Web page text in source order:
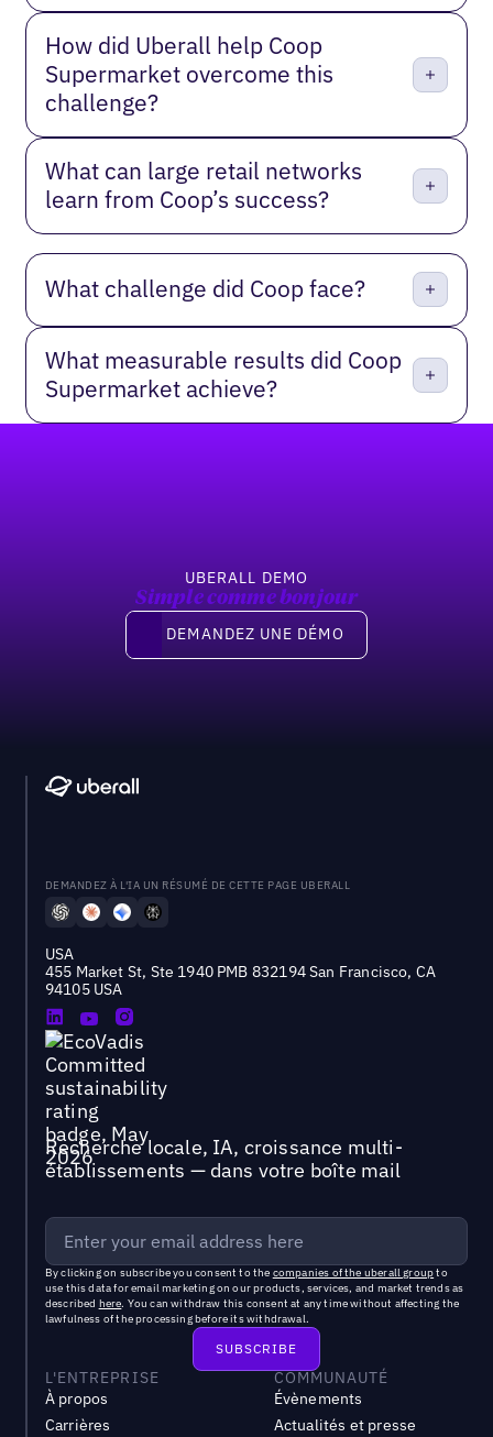
How did Uberall help Coop
Supermarket overcome this
challenge?
What can large retail networks
learn from Coop’s success?
What challenge did Coop face?
What measurable results did Coop
Supermarket achieve?
UBERALL DEMO
Simple comme bonjour
Demandez une démo
DEMANDEZ UNE DÉMO
DEMANDEZ À L'IA UN RÉSUMÉ DE CETTE PAGE UBERALL
USA
455 Market St, Ste 1940 PMB 832194 San Francisco, CA
94105 USA
Recherche locale, IA, croissance multi-
établissements — dans votre boîte mail
By clicking on subscribe you consent to the companies of the uberall groupto
use this data for email marketing on our products, services, and market trends as
described here. You can withdraw this consent at any time without affecting the
lawfulness of the processing before its withdrawal.
L'ENTREPRISE
À propos
Carrières
COMMUNAUTÉ
Évènements
Actualités et presse